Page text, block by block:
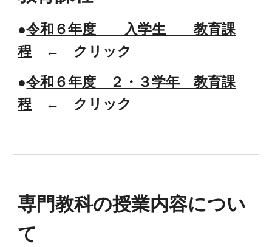
●令和６年度 入学生 教育課
程 ← クリック
●令和６年度 ２・３学年 教育課
程 ← クリック
専門教科の授業内容につい
て